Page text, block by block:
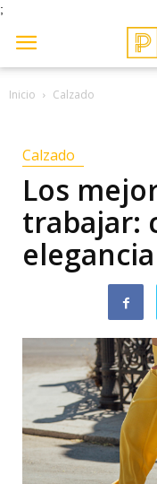
;
Inicio Calzado
Calzado
Los
trabajar:
elegancia